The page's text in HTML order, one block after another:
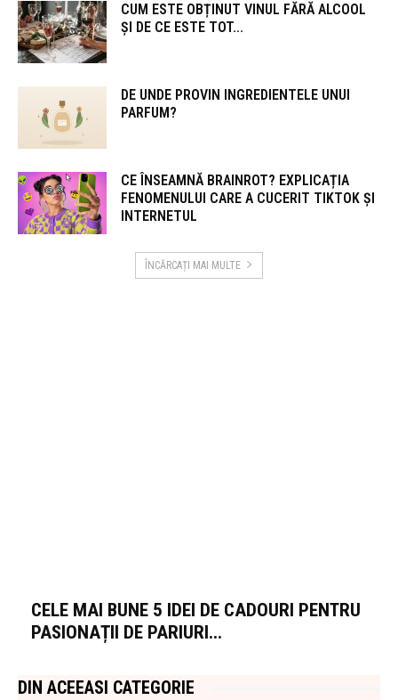
CUM ESTE OBȚINUT VINUL FĂRĂ ALCOOL
ȘI DE CE ESTE TOT...
DE UNDE PROVIN INGREDIENTELE UNUI
PARFUM?
CE ÎNSEAMNĂ BRAINROT? EXPLICAȚIA
FENOMENULUI CARE A CUCERIT TIKTOK ȘI
INTERNETUL
ÎNCĂRCAȚI MAI MULTE
CELE MAI BUNE 5 IDEI DE CADOURI PENTRU
PASIONAȚII DE PARIURI...
DIN ACEEASI CATEGORIE